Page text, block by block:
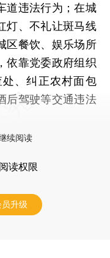
道违法行为；在城
灯、不礼让斑马线
区餐饮、娱乐场所
依靠党委政府组织
、纠正农村面包
后驾驶等交通违法
续阅读
读权限
升级